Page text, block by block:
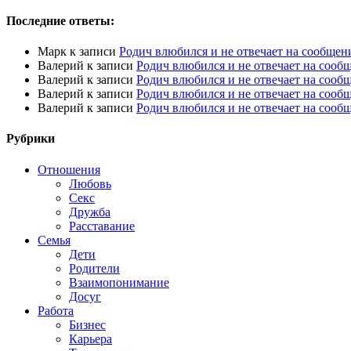
Последние ответы:
Марк к записи Родич влюбился и не отвечает на
Валерий к записи Родич влюбился и не отвечает на
Валерий к записи Родич влюбился и не отвечает на
Валерий к записи Родич влюбился и не отвечает на
Валерий к записи Родич влюбился и не отвечает на
Рубрики
Отношения
Любовь
Секс
Дружба
Расставание
Семья
Дети
Родители
Взаимопонимание
Досуг
Работа
Бизнес
Карьера